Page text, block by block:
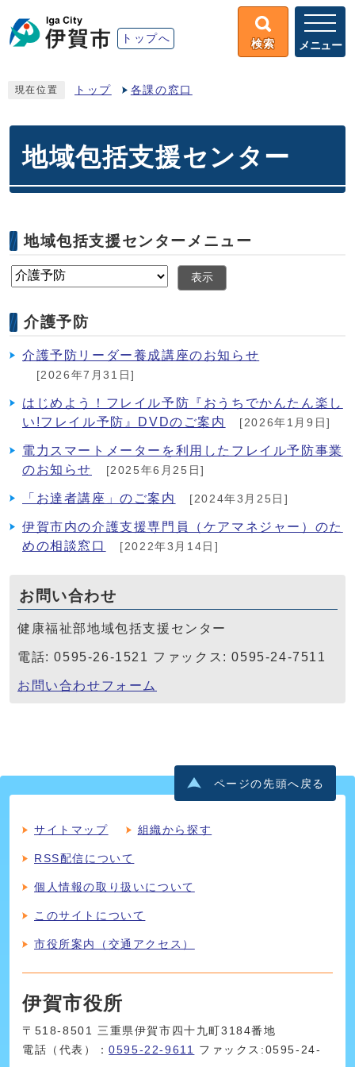
トップへ 検索 メニュー
現在位置 トップ 各課の窓口
地域包括支援センター
地域包括支援センターメニュー
表示
介護予防
介護予防リーダー養成講座のお知らせ
[2026年7月31日]
はじめよう！フレイル予防『おうちでかんたん楽し
い!フレイル予防』DVDのご案内
[2026年1月9日]
電力スマートメーターを利用したフレイル予防事業
のお知らせ
[2025年6月25日]
「お達者講座」のご案内 [2024年3月25日]
伊賀市内の介護支援専門員（ケアマネジャー）のた
めの相談窓口
[2022年3月14日]
お問い合わせ
健康福祉部地域包括支援センター
電話: 0595-26-1521 ファックス: 0595-24-7511
お問い合わせフォーム
ページの先頭へ戻る
サイトマップ 組織から探す
RSS配信について
個人情報の取り扱いについて
このサイトについて
市役所案内（交通アクセス）
伊賀市役所
〒518-8501 三重県伊賀市四十九町3184番地
電話（代表）：0595-22-9611
ファックス:0595-24-